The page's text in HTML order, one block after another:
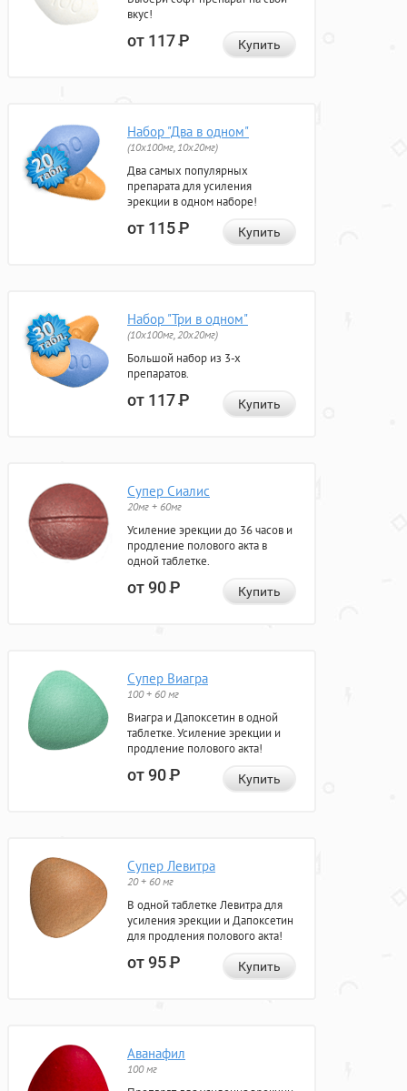
вкус!
от 117Р Купить
Набор "Два в одном"
(10x100мг, 10x20мг)
Два самых популярных
препарата для усиления
эрекции в одном наборе!
от 115Р Купить
Набор "Три в одном"
(10x100мг, 20x20мг)
Большой набор из 3-х
препаратов.
от 117Р Купить
Супер Сиалис
20мг + 60мг
Усиление эрекции до 36 часов и
продление полового акта в
одной таблетке.
от 90Р Купить
Супер Виагра
100 + 60 мг
Виагра и Дапоксетин в одной
таблетке. Усиление эрекции и
продление полового акта!
от 90Р Купить
Супер Левитра
20 + 60 мг
В одной таблетке Левитра для
усиления эрекции и Дапоксетин
для продления полового акта!
от 95Р Купить
Аванафил
100 мг